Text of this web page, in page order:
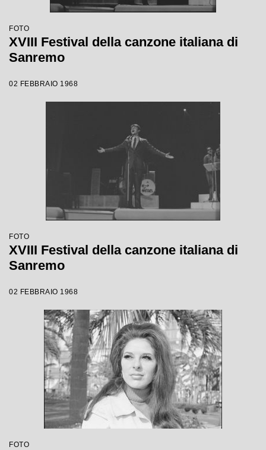
FOTO
XVIII Festival della canzone italiana di
Sanremo
02 FEBBRAIO 1968
FOTO
XVIII Festival della canzone italiana di
Sanremo
02 FEBBRAIO 1968
FOTO